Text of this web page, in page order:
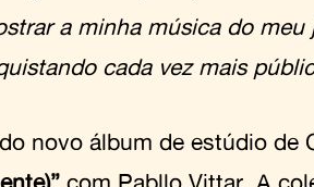
a minha música do
cada vez mais
novo álbum de estúdio de
com Pabllo Vittar. A